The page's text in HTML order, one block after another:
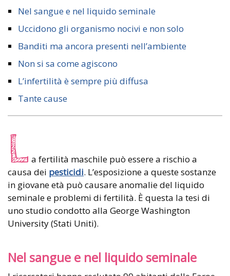
Nel sangue e nel liquido seminale
Uccidono gli organismo nocivi e non solo
Banditi ma ancora presenti nell’ambiente
Non si sa come agiscono
L’infertilità è sempre più diffusa
Tante cause
L a fertilità maschile può essere a rischio a
causa dei pesticidi. L’esposizione a queste sostanze
in giovane età può causare anomalie del liquido
seminale e problemi di fertilità. È questa la tesi di
uno studio condotto alla George Washington
University (Stati Uniti).
Nel sangue e nel liquido seminale